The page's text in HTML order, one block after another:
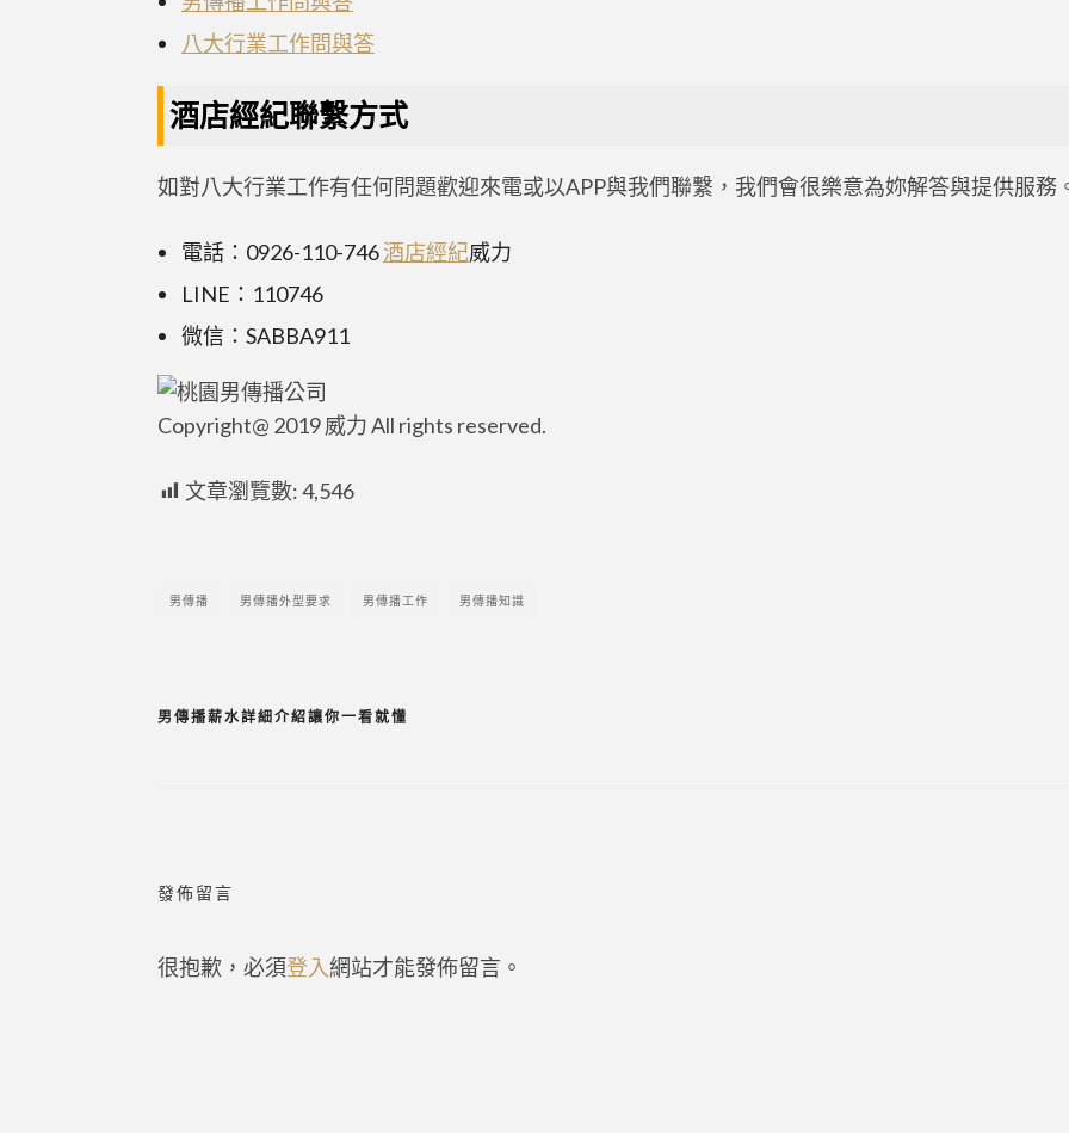
八大行業工作問與答
酒店經紀聯繫方式
如對八大行業工作有任何問題歡迎來電或以APP與我們聯繫，我們會很樂意為妳解答與提供服務
電話：0926-110-746酒店經紀威力
LINE：110746
微信：SABBA911
Copyright@ 2019 威力 All rights reserved.
文章瀏覽數:4,546
男傳播 男傳播外型要求 男傳播工作 男傳播知識
男傳播薪水詳細介紹讓你一看就懂
發佈留言
很抱歉，必須登入網站才能發佈留言。